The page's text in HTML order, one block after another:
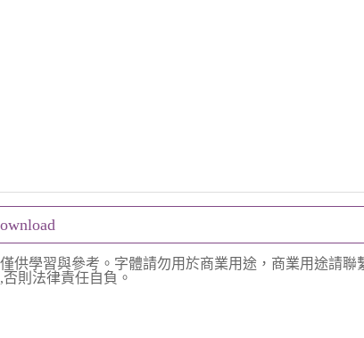
供學習與參考。字體請勿用於商業用途，商業用途請聯
則法律責任自負。